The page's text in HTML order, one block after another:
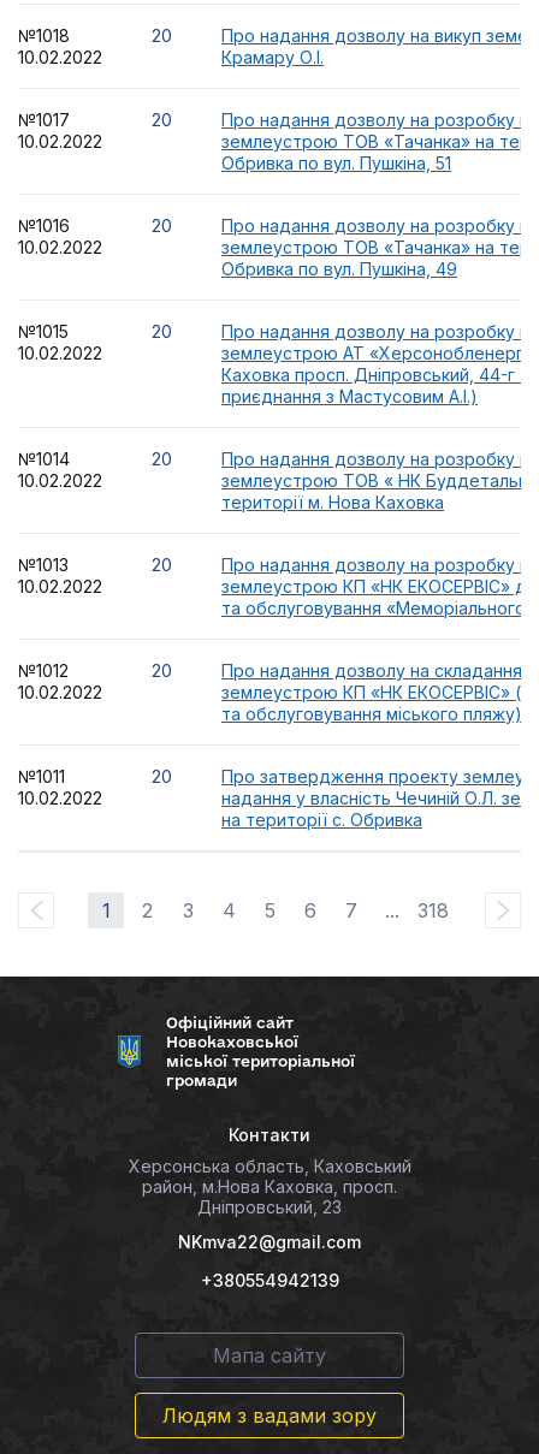
№1018
10.02.2022
20
Про надання дозволу на викуп
Крамару О.І.
№1017
10.02.2022
20
Про надання дозволу на розробку
землеустрою ТОВ «Тачанка» на
Обривка по вул. Пушкіна, 51
№1016
10.02.2022
20
Про надання дозволу на розробку
землеустрою ТОВ «Тачанка» на
Обривка по вул. Пушкіна, 49
№1015
10.02.2022
20
Про надання дозволу на розробку
землеустрою АТ
Каховка просп. Дніпровський, 44-г
приєднання з Мастусовим А.І.)
№1014
10.02.2022
20
Про надання дозволу на розробку
землеустрою ТОВ « НК
території м. Нова Каховка
№1013
10.02.2022
20
Про надання дозволу на розробку
землеустрою КП «НК ЕКОСЕРВІС»
та обслуговування «Меморіального
№1012
10.02.2022
20
Про надання дозволу на складання
землеустрою КП «НК ЕКОСЕРВІС»
та обслуговування міського пляжу)
№1011
10.02.2022
20
Про затвердження проекту
надання у власність Чечиній О.Л.
на території с. Обривка
1 2 3 4 5 6 7 ... 318
Офіційний сайт
Новокаховської
міської територіальної
громади
Контакти
Херсонська область, Каховський
район, м.Нова Каховка, просп.
Дніпровський, 23
NKmva22@gmail.com
+380554942139
Мапа сайту
Людям з вадами зору